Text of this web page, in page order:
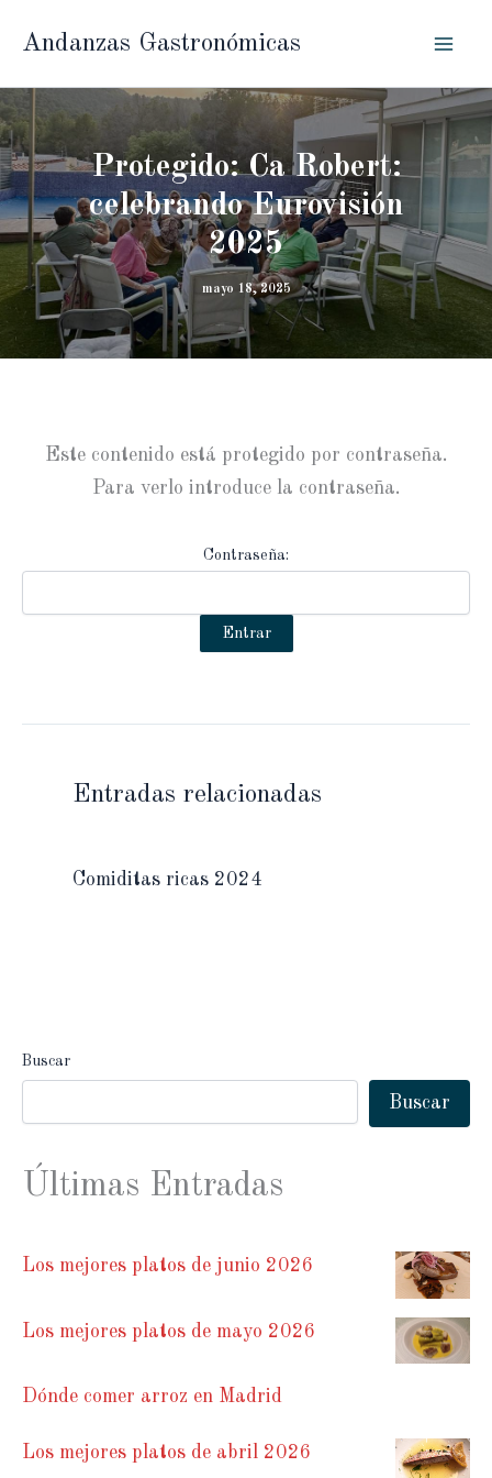
Andanzas Gastronómicas
Protegido: Ca Robert:
celebrando Eurovisión
2025
mayo 18, 2025
Este contenido está protegido por contraseña.
Para verlo introduce la contraseña.
Contraseña:
Entradas relacionadas
Comiditas ricas 2024
Buscar
Buscar
Últimas Entradas
Los mejores platos de junio 2026
Los mejores platos de mayo 2026
Dónde comer arroz en Madrid
Los mejores platos de abril 2026